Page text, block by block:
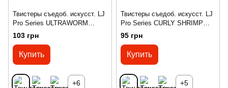
Твистеры съедоб. искусст. LJ
Pro Series ULTRAWORM
CURLY 2,0in (05.00)/PA03
103 грн
Купить
+6
Твистеры съедоб. искусст. LJ
Pro Series CURLY SHRIMP
2,0in (05.00)/PA03 10шт.
95 грн
Купить
+5